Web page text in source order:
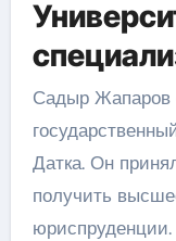
Садыр Жапаров
Датка. Он
получить
юриспруденции.